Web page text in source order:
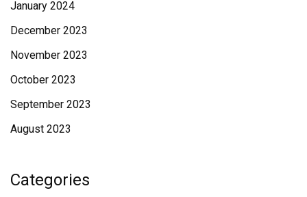
January 2024
December 2023
November 2023
October 2023
September 2023
August 2023
Categories